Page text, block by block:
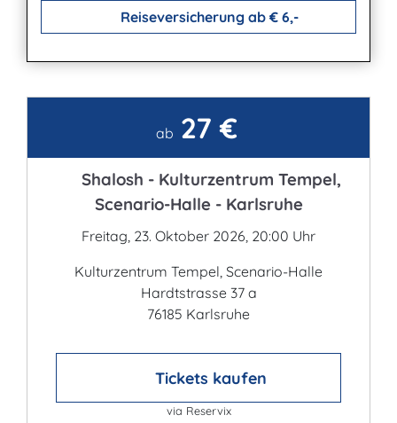
Reiseversicherung ab € 6,-
ab 27 €
Shalosh - Kulturzentrum Tempel,
Scenario-Halle - Karlsruhe
Freitag, 23. Oktober 2026, 20:00 Uhr
Kulturzentrum Tempel, Scenario-Halle
Hardtstrasse 37 a
76185 Karlsruhe
Tickets kaufen
via Reservix